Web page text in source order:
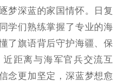
库服务
文艺创作
服务
案管理系统
宣讲
享平台
政工继续教育学
习平台
梦深蓝的家国情怀。日复
学们熟练掌握了专业的海
了旗语背后守护海疆、保
距离与海军官兵交流互
念更加坚定，深蓝梦想愈